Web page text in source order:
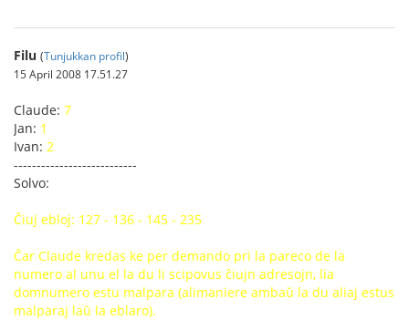
Filu (Tunjukkan profil)
15 April 2008 17.51.27
Claude: 7
Jan: 1
Ivan: 2
---------------------------
Solvo:
Ĉiuj ebloj: 127 - 136 - 145 - 235
Ĉar Claude kredas ke per demando pri la pareco de la
numero al unu el la du li scipovus ĉiujn adresojn, lia
domnumero estu malpara (alimaniere ambaŭ la du aliaj estus
malparaj laŭ la eblaro).